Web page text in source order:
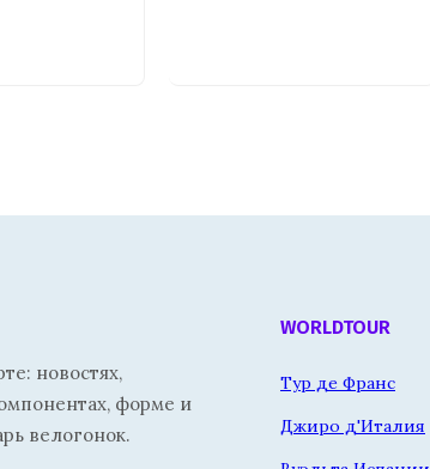
новостях,
форме и
велогонок.
WORLDTOUR
Тур де Франс
Джиро д'Италия